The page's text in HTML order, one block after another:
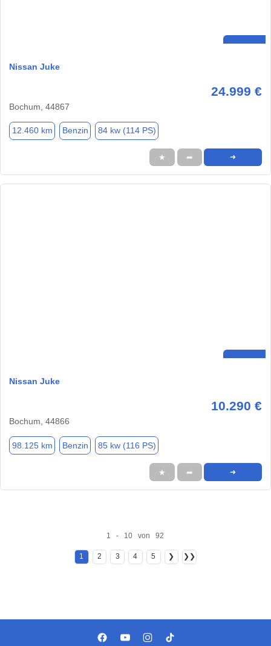
Nissan Juke
24.999 €
Bochum, 44867
12.460 km Benzin 84 kw (114 PS)
★ ➦ ➜
Nissan Juke
10.290 €
Bochum, 44866
98.125 km Benzin 85 kw (116 PS)
★ ➦ ➜
1 - 10 von 92
1 2 3 4 5 ❯ ❯❯